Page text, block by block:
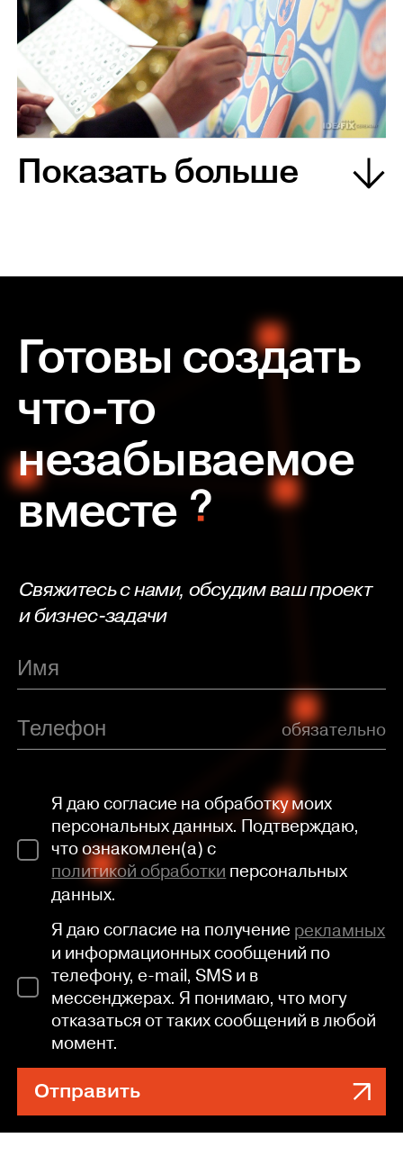
Показать больше
Готовы создать
что-то
незабываемое
вместе
Свяжитесь с нами, обсудим ваш проект
и бизнес-задачи
обязательно
Я даю согласие на обработку моих
персональных данных. Подтверждаю,
что ознакомлен(а) с
политикой обработкиперсональных
данных.
Я даю согласие на получение рекламных
и информационных сообщений по
телефону, e-mail, SMS и в
мессенджерах. Я понимаю, что могу
отказаться от таких сообщений в любой
момент.
Отправить